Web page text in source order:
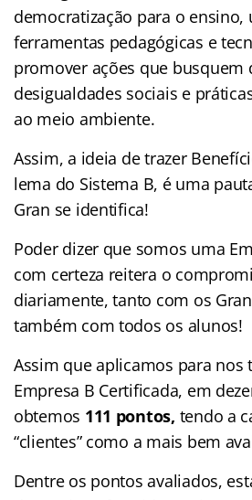
democratização para o ensino,
ferramentas pedagógicas e
promover ações que busquem
desigualdades sociais e
ao meio ambiente.
Assim, a ideia de trazer
lema do Sistema B, é uma
Gran se identifica!
Poder dizer que somos uma
com certeza reitera o
diariamente, tanto com os
também com todos os alunos!
Assim que aplicamos para nos
Empresa B Certificada, em
obtemos 111 pontos, tendo a
“clientes” como a mais bem
Dentre os pontos avaliados,